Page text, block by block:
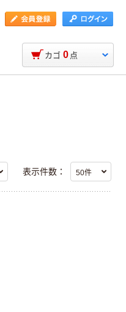
カゴ 0 点
表示件数：